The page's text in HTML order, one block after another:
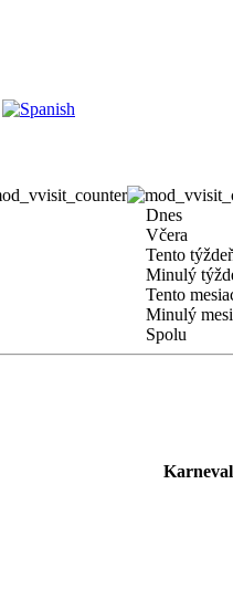
Dnes
Včera
Tento
Minulý
Tento
Minulý
Spolu